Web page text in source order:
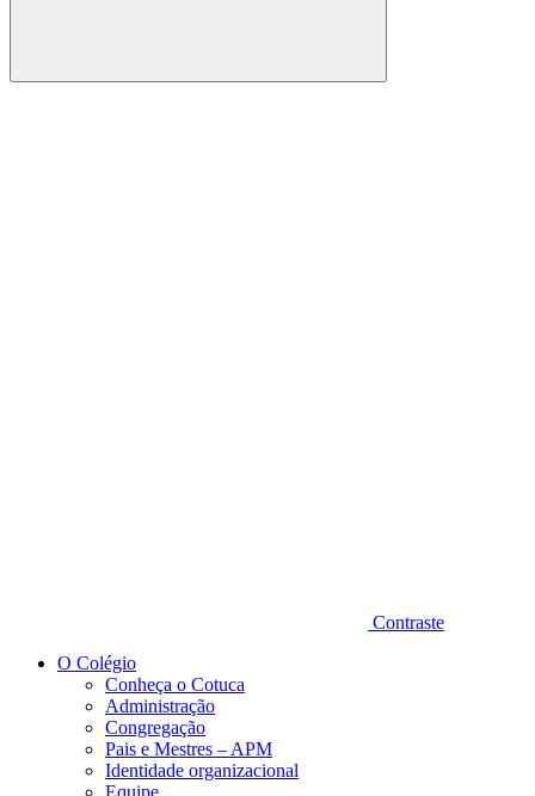
Buscar
Contraste
O Colégio
Conheça o Cotuca
Administração
Congregação
Pais e Mestres – APM
Identidade organizacional
Equipe